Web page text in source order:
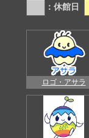
：休館日
ロゴ・アサラ